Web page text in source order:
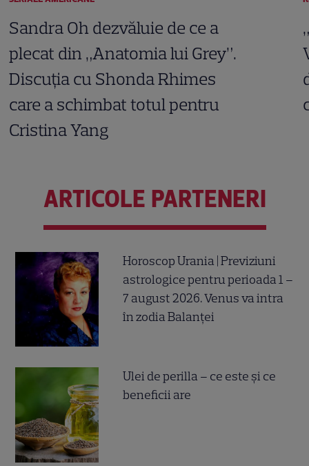
Sandra Oh dezvăluie de ce a
plecat din „Anatomia lui Grey”.
Discuția cu Shonda Rhimes
care a schimbat totul pentru
Cristina Yang
ARTICOLE PARTENERI
Horoscop Urania | Previziuni
astrologice pentru perioada 1 –
7 august 2026. Venus va intra
în zodia Balanței
Ulei de perilla – ce este și ce
beneficii are